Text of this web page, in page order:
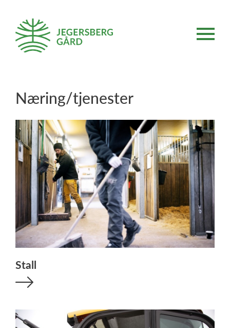
Næring/tjenester
Stall